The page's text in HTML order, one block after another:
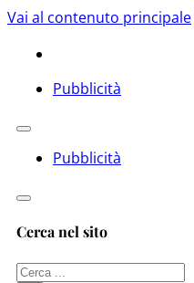
Vai al contenuto principale
Pubblicità
Pubblicità
Cerca nel sito
Cerca